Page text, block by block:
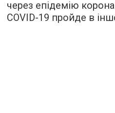
через епідемію
COVID-19 пройде в